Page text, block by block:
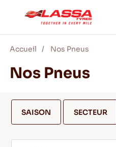
TOUS LES PNEUS LASSA
BLOG & VIDEOS
Accueil Nos Pneus
Nos Pneus
SAISON SECTEUR